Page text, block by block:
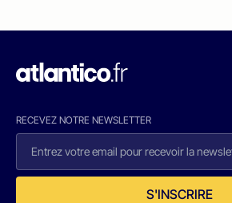
RECEVEZ NOTRE NEWSLETTER
S'INSCRIRE